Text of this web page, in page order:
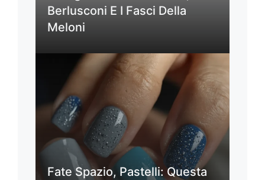
Berlusconi E I Fasci Della
Meloni
Fate Spazio, Pastelli: Questa